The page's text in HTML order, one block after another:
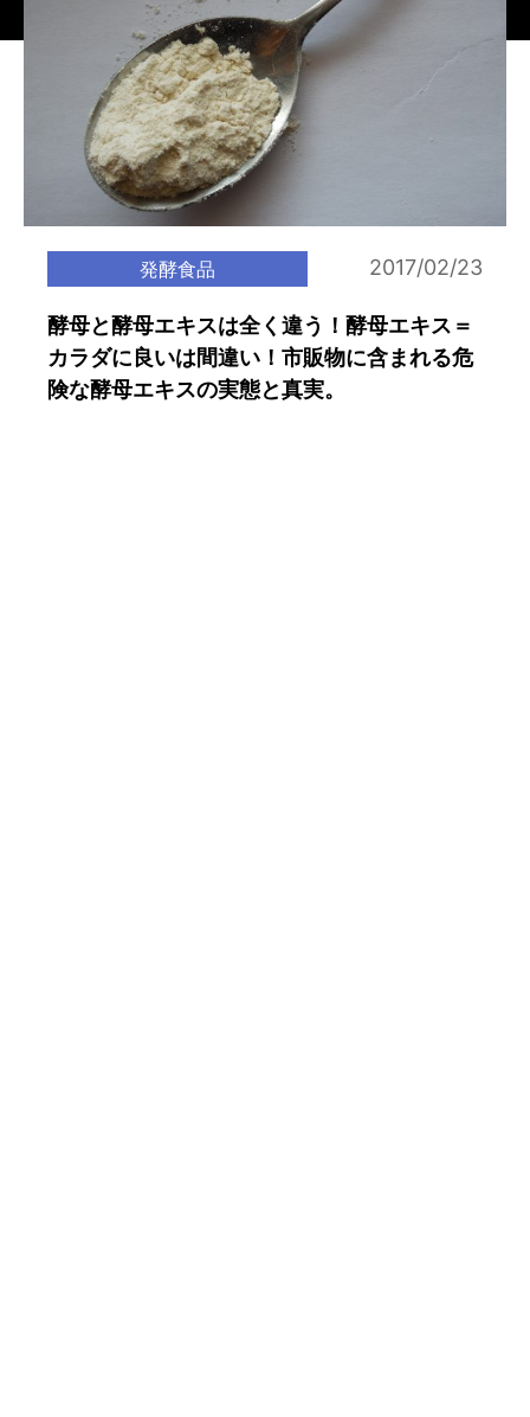
発酵食品 2017/02/23
酵母と酵母エキスは全く違う！酵母エキス＝
カラダに良いは間違い！市販物に含まれる危
険な酵母エキスの実態と真実。